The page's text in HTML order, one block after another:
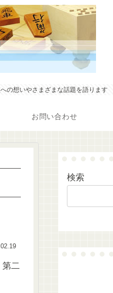
の想いやさまざまな話題を語ります
お問い合わせ
二
検索